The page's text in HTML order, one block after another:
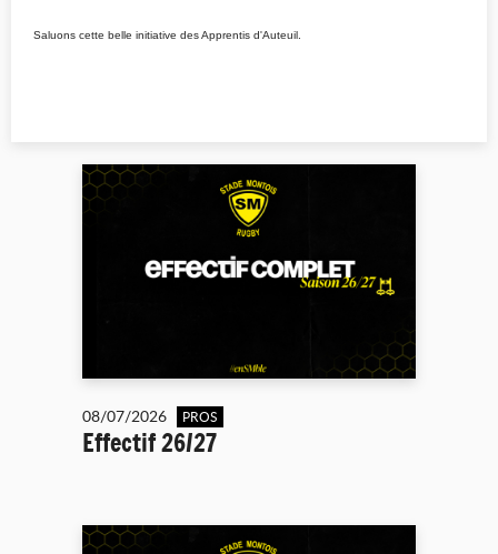
Saluons cette belle initiative desApprentis d'Auteuil.
08/07/2026 PROS
Effectif 26/27